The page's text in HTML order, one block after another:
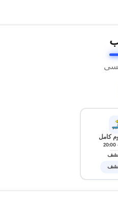
كامل
20:00